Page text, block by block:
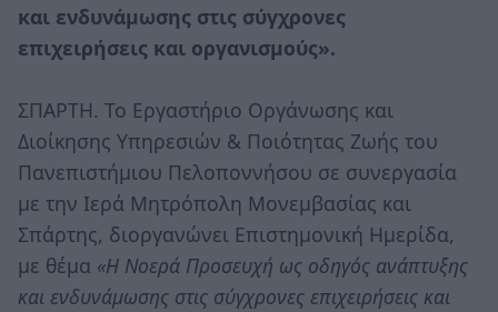
και ενδυνάμωσης στις σύγχρονες
επιχειρήσεις και οργανισμούς».
ΣΠΑΡΤΗ. To Εργαστήριο Οργάνωσης και
Διοίκησης Υπηρεσιών & Ποιότητας Ζωής του
Πανεπιστήμιου Πελοποννήσου σε συνεργασία
με την Ιερά Μητρόπολη Μονεμβασίας και
Σπάρτης, διοργανώνει Επιστημονική Ημερίδα,
με θέμα «Η Νοερά Προσευχή ως οδηγός ανάπτυξης
και ενδυνάμωσης στις σύγχρονες επιχειρήσεις και